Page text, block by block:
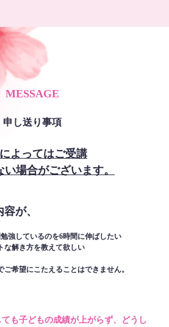
MESSAGE
申し送り事項
よってはご受講
い場合がございます。
が、
強しているのを6時間に伸ばしたい
な解き方を教えて欲しい
希望にこたえることはできません。
ても子どもの成績が上がらず、どうし